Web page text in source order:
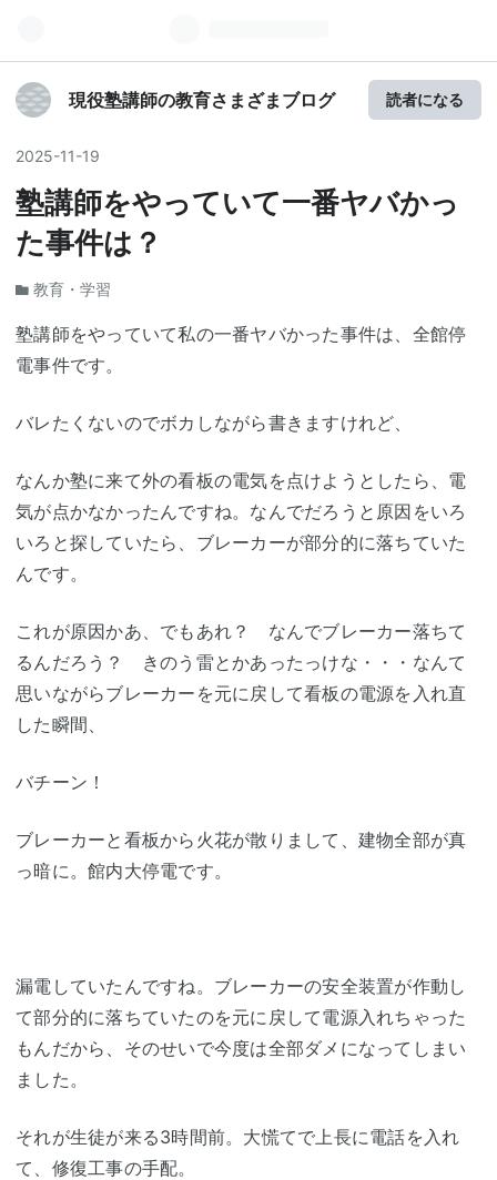
現役塾講師の教育さまざまブログ 読者になる
2025-11-19
塾講師をやっていて一番ヤバかっ
た事件は？
教育・学習
塾講師をやっていて私の一番ヤバかった事件は、全館停
電事件です。
バレたくないのでボカしながら書きますけれど、
なんか塾に来て外の看板の電気を点けようとしたら、電
気が点かなかったんですね。なんでだろうと原因をいろ
いろと探していたら、ブレーカーが部分的に落ちていた
んです。
これが原因かあ、でもあれ？ なんでブレーカー落ちて
るんだろう？ きのう雷とかあったっけな・・・なんて
思いながらブレーカーを元に戻して看板の電源を入れ直
した瞬間、
バチーン！
ブレーカーと看板から火花が散りまして、建物全部が真
っ暗に。館内大停電です。
漏電していたんですね。ブレーカーの安全装置が作動し
て部分的に落ちていたのを元に戻して電源入れちゃった
もんだから、そのせいで今度は全部ダメになってしまい
ました。
それが生徒が来る3時間前。大慌てで上長に電話を入れ
て、修復工事の手配。